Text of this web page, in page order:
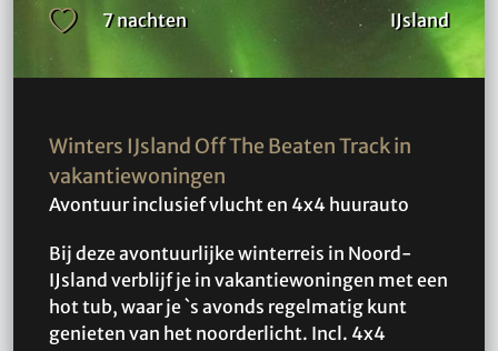
7 nachten IJsland
Winters IJsland Off The Beaten Track in
vakantiewoningen
Avontuur inclusief vlucht en 4x4 huurauto
Bij deze avontuurlijke winterreis in Noord-
IJsland verblijf je in vakantiewoningen met een
hot tub, waar je `s avonds regelmatig kunt
genieten van het noorderlicht. Incl. 4x4